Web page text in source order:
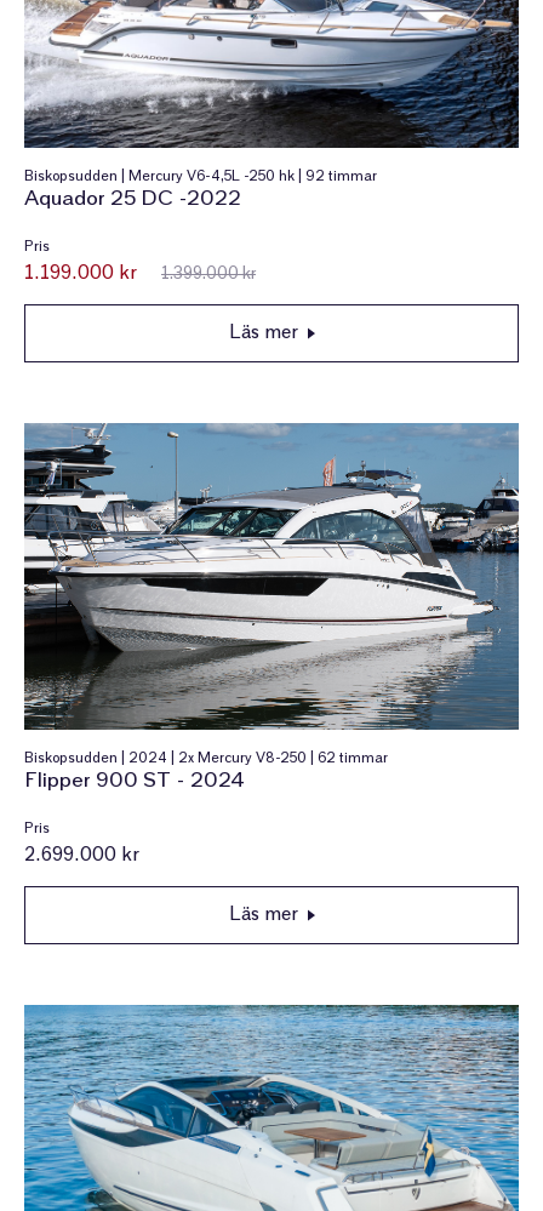
Biskopsudden | Mercury V6-4,5L -250 hk | 92 timmar
Aquador 25 DC -2022
Pris
1.199.000 kr 1.399.000 kr
Läs mer
Biskopsudden | 2024 | 2x Mercury V8-250 | 62 timmar
Flipper 900 ST - 2024
Pris
2.699.000 kr
Läs mer